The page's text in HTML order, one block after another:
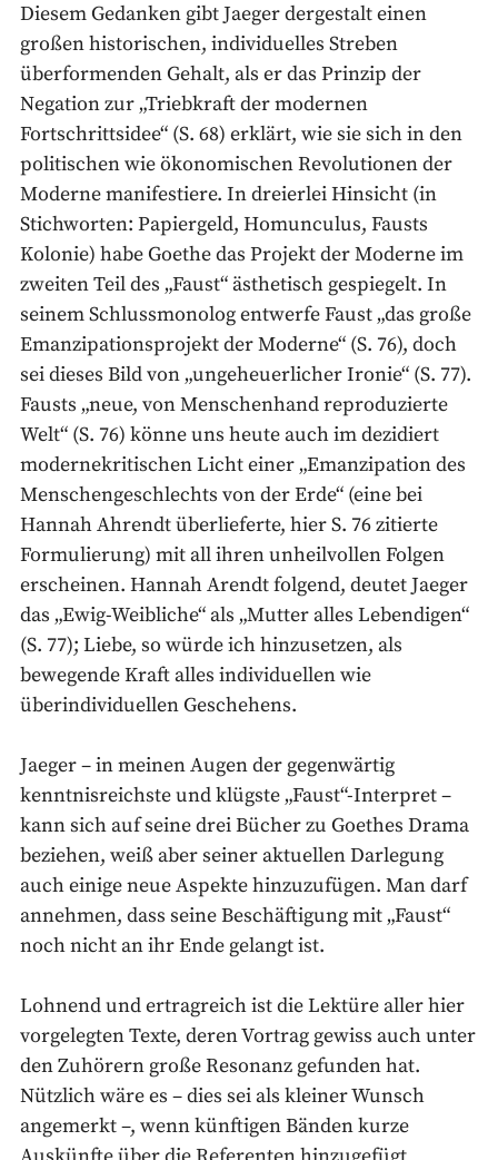
Diesem Gedanken gibt Jaeger dergestalt einen
großen historischen, individuelles Streben
überformenden Gehalt, als er das Prinzip der
Negation zur „Triebkraft der modernen
Fortschrittsidee“ (S. 68) erklärt, wie sie sich in den
politischen wie ökonomischen Revolutionen der
Moderne manifestiere. In dreierlei Hinsicht (in
Stichworten: Papiergeld, Homunculus, Fausts
Kolonie) habe Goethe das Projekt der Moderne im
zweiten Teil des „Faust“ ästhetisch gespiegelt. In
seinem Schlussmonolog entwerfe Faust „das große
Emanzipationsprojekt der Moderne“ (S. 76), doch
sei dieses Bild von „ungeheuerlicher Ironie“ (S. 77).
Fausts „neue, von Menschenhand reproduzierte
Welt“ (S. 76) könne uns heute auch im dezidiert
modernekritischen Licht einer „Emanzipation des
Menschengeschlechts von der Erde“ (eine bei
Hannah Ahrendt überlieferte, hier S. 76 zitierte
Formulierung) mit all ihren unheilvollen Folgen
erscheinen. Hannah Arendt folgend, deutet Jaeger
das „Ewig-Weibliche“ als „Mutter alles Lebendigen“
(S. 77); Liebe, so würde ich hinzusetzen, als
bewegende Kraft alles individuellen wie
überindividuellen Geschehens.
Jaeger – in meinen Augen der gegenwärtig
kenntnisreichste und klügste „Faust“-Interpret –
kann sich auf seine drei Bücher zu Goethes Drama
beziehen, weiß aber seiner aktuellen Darlegung
auch einige neue Aspekte hinzuzufügen. Man darf
annehmen, dass seine Beschäftigung mit „Faust“
noch nicht an ihr Ende gelangt ist.
Lohnend und ertragreich ist die Lektüre aller hier
vorgelegten Texte, deren Vortrag gewiss auch unter
den Zuhörern große Resonanz gefunden hat.
Nützlich wäre es – dies sei als kleiner Wunsch
angemerkt –, wenn künftigen Bänden kurze